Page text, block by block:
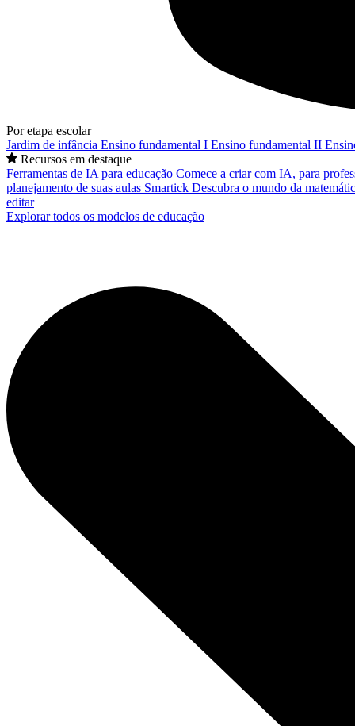
Por etapa escolar
Jardim de infância Ensino fundamental I Ensino fundamental II
Recursos em destaque
Ferramentas de IA para educação Comece a criar com IA, para
planejamento de suas aulas Smartick Descubra o mundo da
editar
Explorar todos os modelos de educação